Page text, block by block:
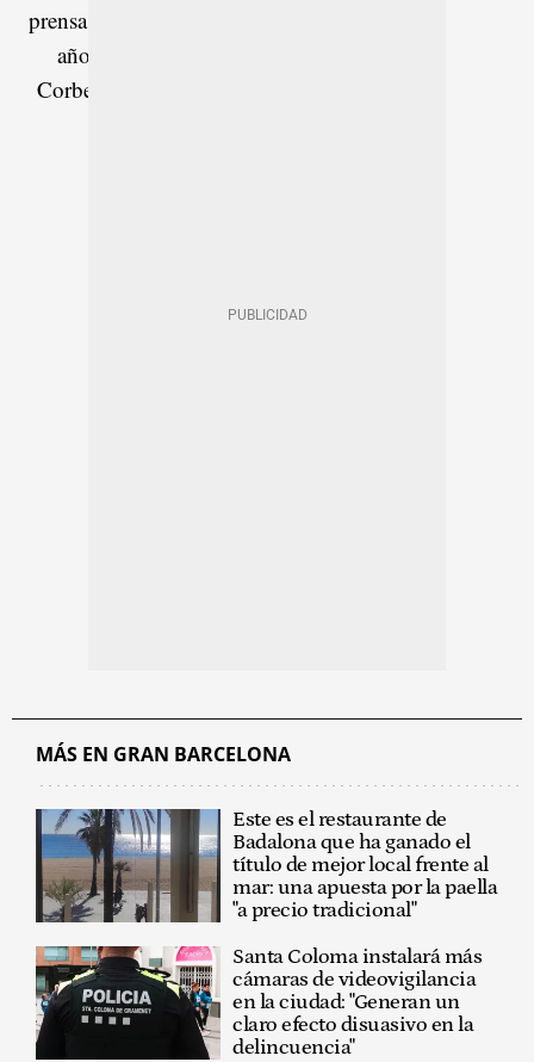
MÁS EN GRAN BARCELONA
Este es el restaurante de
Badalona que ha ganado el
título de mejor local frente al
mar: una apuesta por la paella
"a precio tradicional"
Santa Coloma instalará más
cámaras de videovigilancia
en la ciudad: "Generan un
claro efecto disuasivo en la
delincuencia"